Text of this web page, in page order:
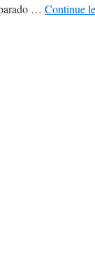
… Continue